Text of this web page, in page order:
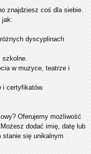
znajdziesz coś dla siebie.
jak:
dyscyplinach
szkolne.
w muzyce, teatrze i
i certyfikatów.
Oferujemy możliwość
dodać imię, datę lub
stanie się unikalnym